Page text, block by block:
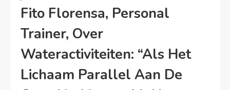
Fito Florensa, Personal
Trainer, Over
Wateractiviteiten: “Als Het
Lichaam Parallel Aan De